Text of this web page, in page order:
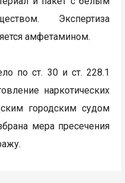
Экспертиза
амфетамином.
по ст. 30 и ст. 228.1
наркотических
городским судом
мера пресечения